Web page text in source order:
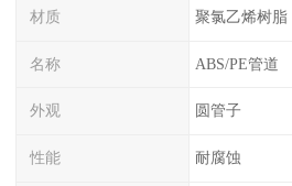
材质 聚氯乙烯树脂
名称 ABS/PE管道
外观 圆管子
性能 耐腐蚀